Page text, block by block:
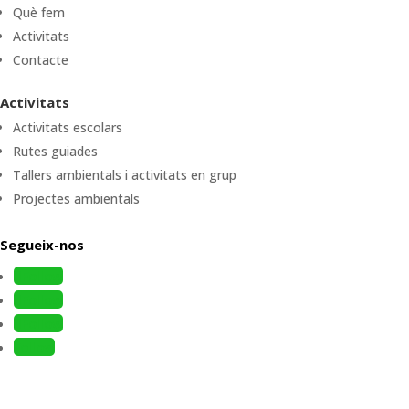
Què fem
Activitats
Contacte
Activitats
Activitats escolars
Rutes guiades
Tallers ambientals i activitats en grup
Projectes ambientals
Segueix-nos
Follow
Follow
Follow
Follow